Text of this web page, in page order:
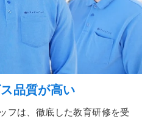
品質が高い
フは、徹底した教育研修を受